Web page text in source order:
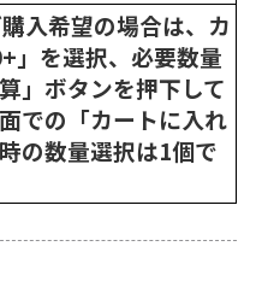
入希望の場合は、カ
」を選択、必要数量
」ボタンを押下して
での「カートに入れ
の数量選択は1個で